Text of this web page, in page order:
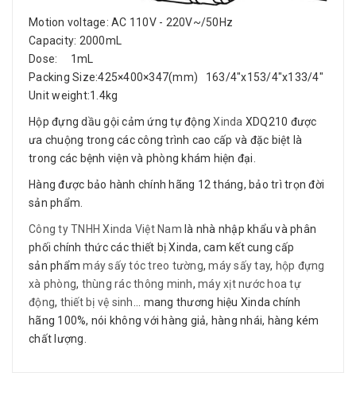
Motion voltage: AC 110V - 220V~/50Hz
Capacity: 2000mL
Dose: 1mL
Packing Size:425×400×347(mm) 163/4"x153/4"x133/4"
Unit weight:1.4kg
Hộp đựng dầu gội cảm ứng tự độngXinda XDQ210 được
ưa chuộng trong các công trình cao cấp và đặc biệt là
trong các bệnh viện và phòng khám hiện đại.
Hàng được bảo hành chính hãng 12 tháng, bảo trì trọn đời
sản phẩm.
Công ty TNHH Xinda Việt Nam là nhà nhập khẩu và phân
phối chính thức các thiết bị Xinda, cam kết cung cấp
sản phẩmmáy sấy tóc treo tường,máy sấy tay, hộp đựng
xà phòng, thùng rác thông minh, máy xịt nước hoa tự
động, thiết bị vệ sinh ... mang thương hiệu Xinda chính
hãng 100%, nói không với hàng giả, hàng nhái, hàng kém
chất lượng.